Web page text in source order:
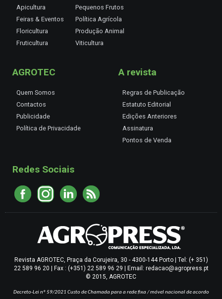
Apicultura
Feiras & Eventos
Floricultura
Fruticultura
Pequenos Frutos
Política Agrícola
Produção Animal
Viticultura
AGROTEC
Quem Somos
Contactos
Publicidade
Política de Privacidade
A revista
Regras de Publicação
Estatuto Editorial
Edições Anteriores
Assinatura
Pontos de Venda
Redes Sociais
Revista AGROTEC, Praça da Corujeira, 30 - 4300-144 Porto | Tel: (+ 351)
22 589 96 20 | Fax : (+351) 22 589 96 29 | Email: redacao@agropress.pt
© 2015, AGROTEC
Decreto-Lei nº 59/2021 Custo de Chamada para a rede fixa / móvel nacional de acordo